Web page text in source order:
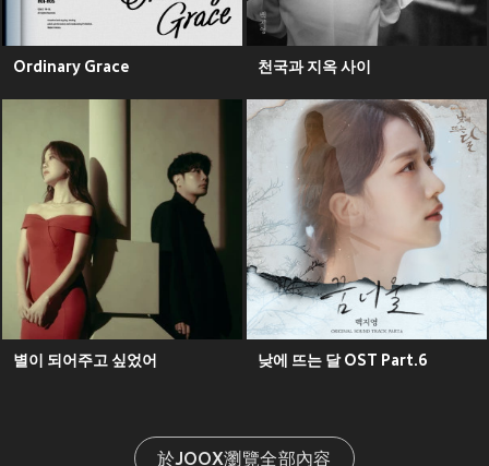
Ordinary Grace 천국과 지옥 사이
별이 되어주고 싶었어 낮에 뜨는 달 OST Part.6
於JOOX瀏覽全部內容